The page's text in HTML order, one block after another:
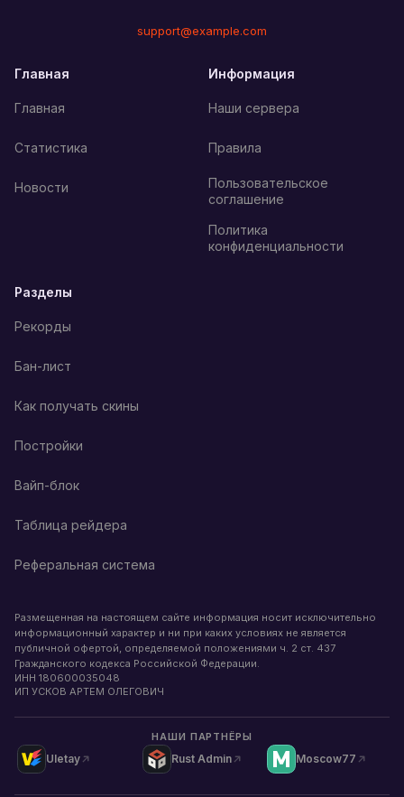
support@example.com
Главная
Главная
Статистика
Новости
Информация
Наши сервера
Правила
Пользовательское
соглашение
Политика
конфиденциальности
Разделы
Рекорды
Бан-лист
Как получать скины
Постройки
Вайп-блок
Таблица рейдера
Реферальная система
Размещенная на настоящем сайте информация носит исключительно
информационный характер и ни при каких условиях не является
публичной офертой, определяемой положениями ч. 2 ст. 437
Гражданского кодекса Российской Федерации.
ИНН 180600035048
ИП УСКОВ АРТЕМ ОЛЕГОВИЧ
НАШИ ПАРТНЁРЫ
Uletay Rust Admin Moscow77